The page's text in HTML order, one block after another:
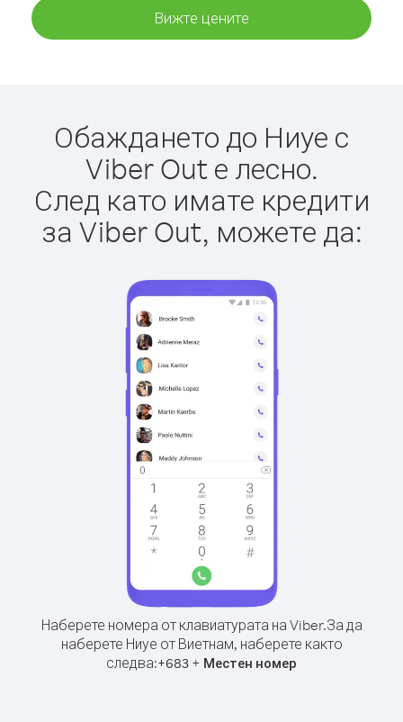
Вижте цените
Обаждането до Ниуе с
Viber Out е лесно.
След като имате кредити
за Viber Out, можете да:
Наберете номера от клавиатурата на Viber.За да
наберете Ниуе от Виетнам, наберете както
следва:+683 + Местен номер